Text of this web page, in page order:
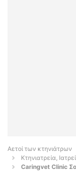
Αετοί των κτηνιάτρων
Κτηνιατρεία,
Caringvet Clinic